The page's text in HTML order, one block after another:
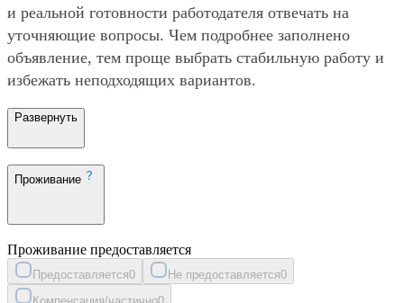
и реальной готовности работодателя отвечать на
уточняющие вопросы. Чем подробнее заполнено
объявление, тем проще выбрать стабильную работу и
избежать неподходящих вариантов.
Развернуть
Проживание
Проживание предоставляется
Предоставляется0 Не предоставляется0